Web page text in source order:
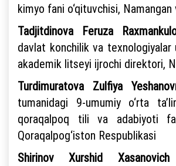
kimyo fani o‘qituvchisi,
Tadjitdinova Feruza
davlat konchilik va texnologiyalar
akademik litseyi ijrochi direktori,
Turdimuratova Zulfiya
tumanidagi 9-umumiy o‘rta
qoraqalpoq tili va adabiyoti
Qoraqalpog‘iston Respublikasi
Shirinov Xurshid Xasanovich